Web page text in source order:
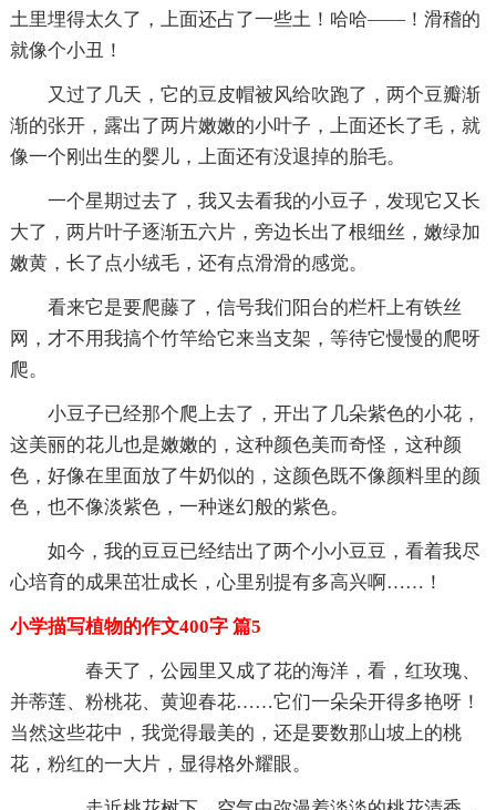
土里埋得太久了，上面还占了一些土！哈哈——！滑稽的
就像个小丑！
又过了几天，它的豆皮帽被风给吹跑了，两个豆瓣渐
渐的张开，露出了两片嫩嫩的小叶子，上面还长了毛，就
像一个刚出生的婴儿，上面还有没退掉的胎毛。
一个星期过去了，我又去看我的小豆子，发现它又长
大了，两片叶子逐渐五六片，旁边长出了根细丝，嫩绿加
嫩黄，长了点小绒毛，还有点滑滑的感觉。
看来它是要爬藤了，信号我们阳台的栏杆上有铁丝
网，才不用我搞个竹竿给它来当支架，等待它慢慢的爬呀
爬。
小豆子已经那个爬上去了，开出了几朵紫色的小花，
这美丽的花儿也是嫩嫩的，这种颜色美而奇怪，这种颜
色，好像在里面放了牛奶似的，这颜色既不像颜料里的颜
色，也不像淡紫色，一种迷幻般的紫色。
如今，我的豆豆已经结出了两个小小豆豆，看着我尽
心培育的成果茁壮成长，心里别提有多高兴啊……！
小学描写植物的作文400字 篇5
春天了，公园里又成了花的海洋，看，红玫瑰、
并蒂莲、粉桃花、黄迎春花……它们一朵朵开得多艳呀！
当然这些花中，我觉得最美的，还是要数那山坡上的桃
花，粉红的一大片，显得格外耀眼。